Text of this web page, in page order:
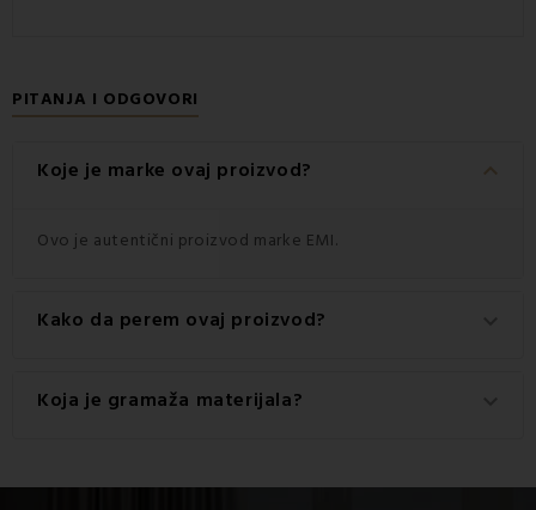
PITANJA I ODGOVORI
Koje je marke ovaj proizvod? keyboard_arrow_down
Ovo je autentični proizvod marke EMI.
Kako da perem ovaj proizvod?
Za najbolje rezultate preporučuje se pranje ovog
proizvoda na 60 °C.
Koja je gramaža materijala?